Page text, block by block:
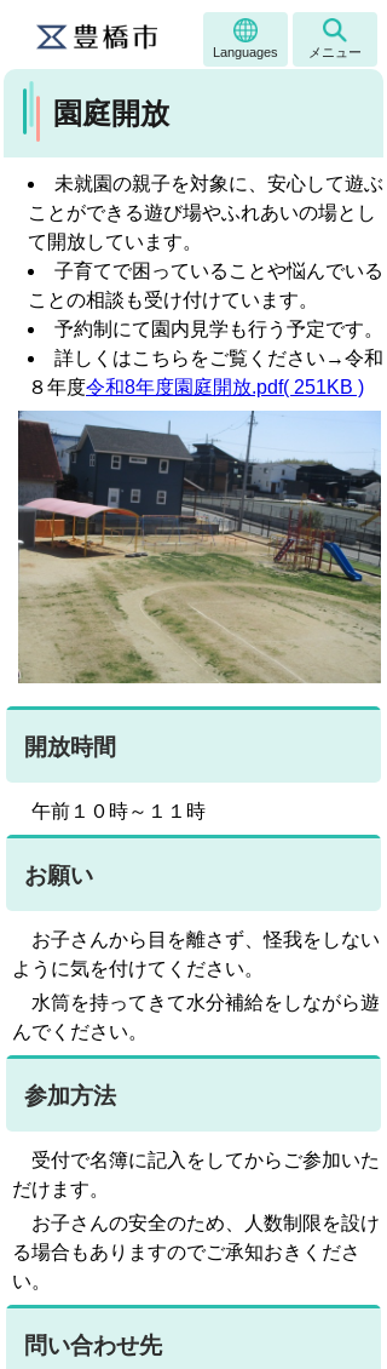
Languages メニュー
園庭開放
未就園の親子を対象に、安心して遊ぶ
ことができる遊び場やふれあいの場とし
て開放しています。
子育てで困っていることや悩んでいる
ことの相談も受け付けています。
予約制にて園内見学も行う予定です。
詳しくはこちらをご覧ください→令和
８年度令和8年度園庭開放.pdf( 251KB )
開放時間
午前１０時～１１時
お願い
お子さんから目を離さず、怪我をしない
ように気を付けてください。
水筒を持ってきて水分補給をしながら遊
んでください。
参加方法
受付で名簿に記入をしてからご参加いた
だけます。
お子さんの安全のため、人数制限を設け
る場合もありますのでご承知おきくださ
い。
問い合わせ先